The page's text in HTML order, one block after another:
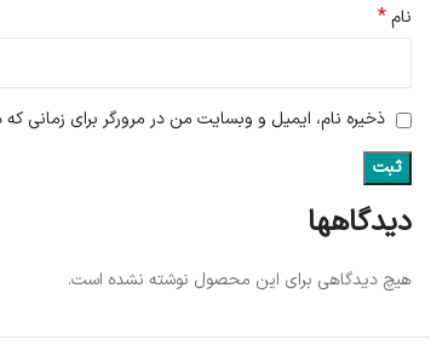
دیدگاهها
هیچ دیدگاهی برای این محصول نوشته نشده است.
نام*
ذخیره نام، ایمیل و وبسایت من در مرورگر برای زمانی